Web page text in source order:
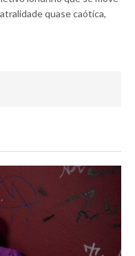
quase caótica,